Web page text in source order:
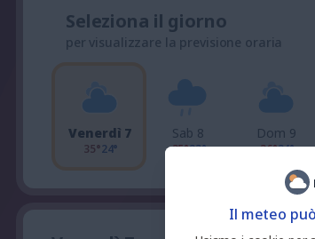
Seleziona il giorno
per visualizzare la previsione oraria
Venerdì 7
35°24°
Sab 8
35°23°
Dom 9
36°24°
Il meteo